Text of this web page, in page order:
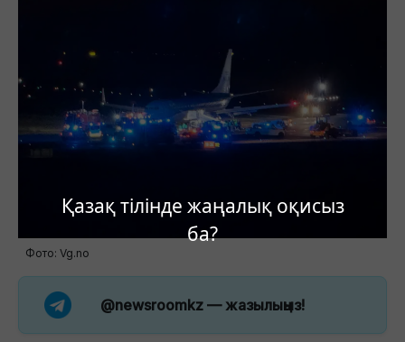
Қазақ тілінде жаңалық оқисыз
ба?
Фото: Vg.no
@newsroomkz — жазылыңыз!